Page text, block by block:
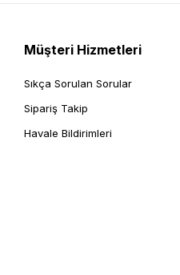
Müşteri Hizmetleri
Sıkça Sorulan Sorular
Sipariş Takip
Havale Bildirimleri